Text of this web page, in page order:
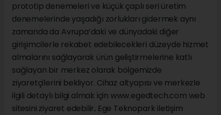
prototip denemeleri ve küçük çaplı seri üretim
denemelerinde yaşadığı zorlukları gidermek aynı
zamanda da Avrupa’daki ve dünyadaki diğer
girişimcilerle rekabet edebilecekleri düzeyde hizmet
almalarını sağlayarak ürün geliştirmelerine katlı
sağlayan bir merkez olarak bölgemizde
ziyaretçilerini bekliyor. Cihaz altyapısı ve merkezle
ilgili detaylı bilgi almak için www.egedtech.com web
sitesini ziyaret edebilir, Ege Teknopark iletişim